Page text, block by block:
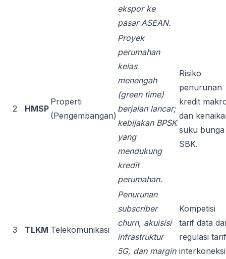
ekspor ke
pasar ASEAN.
2 HMSP
Properti
(Pengembangan)
Proyek
perumahan
kelas
menengah
(green time)
berjalan lancar;
kebijakan BPSK
yang
mendukung
kredit
perumahan.
Risiko
penurunan
kredit
dan
suku bunga
SBK.
3 TLKM Telekomunikasi
Penurunan
subscriber
churn, akuisisi
infrastruktur
5G, dan margin
Kompetisi
tarif data
regulasi tarif